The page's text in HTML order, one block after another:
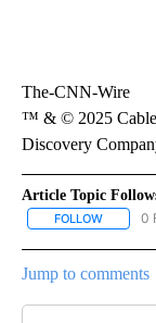
The-CNN-Wire
™ & © 2025 Cable
Discovery
Article Topic
FOLLOW 0
Jump to comments